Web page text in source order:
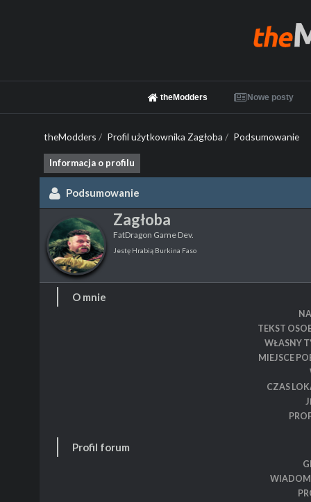
theModders Nowe posty
theModders / Profil użytkownika Zagłoba / Podsumowanie
Informacja o profilu
Podsumowanie
Zagłoba
FatDragon Game Dev.
Jestę Hrabią Burkina Faso
O mnie
TEKST
WŁASNY
MIEJSCE
CZAS
Profil forum